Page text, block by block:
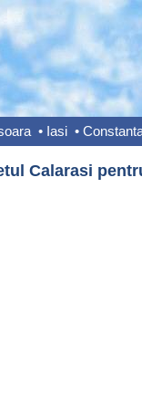
• Iasi •
Calarasi